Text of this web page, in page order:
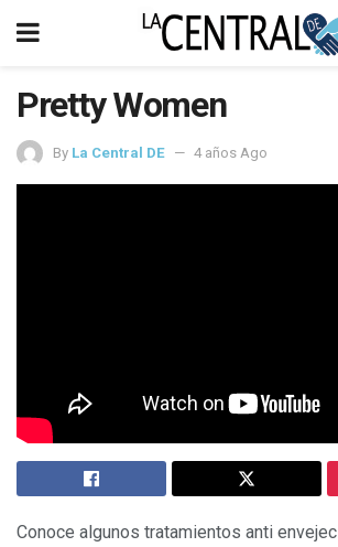
Pretty Women
By La Central DE 4 años Ago
Conoce algunos tratamientos anti